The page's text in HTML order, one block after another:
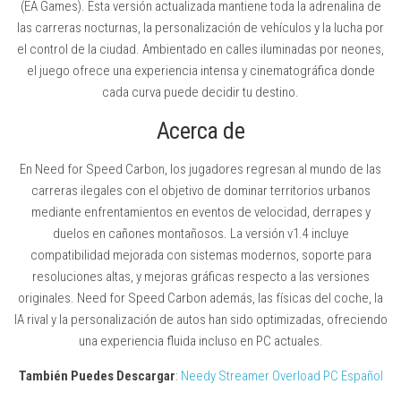
(EA Games). Esta versión actualizada mantiene toda la adrenalina de
las carreras nocturnas, la personalización de vehículos y la lucha por
el control de la ciudad. Ambientado en calles iluminadas por neones,
el juego ofrece una experiencia intensa y cinematográfica donde
cada curva puede decidir tu destino.
Acerca de
En Need for Speed Carbon, los jugadores regresan al mundo de las
carreras ilegales con el objetivo de dominar territorios urbanos
mediante enfrentamientos en eventos de velocidad, derrapes y
duelos en cañones montañosos. La versión v1.4 incluye
compatibilidad mejorada con sistemas modernos, soporte para
resoluciones altas, y mejoras gráficas respecto a las versiones
originales. Need for Speed Carbon además, las físicas del coche, la
IA rival y la personalización de autos han sido optimizadas, ofreciendo
una experiencia fluida incluso en PC actuales.
También Puedes Descargar: Needy Streamer Overload PC Español